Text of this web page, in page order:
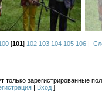
[101] 102 103 104 105 106 |
только зарегистрированные
Вход ]